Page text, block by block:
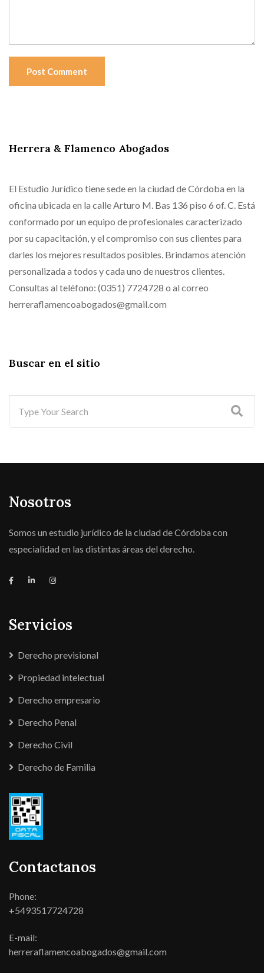
Post Comment
Herrera & Flamenco Abogados
El Estudio Jurídico tiene sede en la ciudad de Córdoba en la
oficina ubicada en la calle Arturo M. Bas 136 piso 6 of. C. Está
conformado por un equipo de profesionales caracterizado
por su capacitación, y el compromiso con sus clientes para
darles los mejores resultados posibles. Brindamos atención
personalizada a todos y cada uno de nuestros clientes.
Consultas al teléfono: (0351) 7724728 o al correo
herreraflamencoabogados@gmail.com
Buscar en el sitio
Nosotros
Somos un estudio jurídico de la ciudad de Córdoba con
especialidad en las distintas áreas del derecho.
Servicios
Derecho previsional
Propiedad intelectual
Derecho empresario
Derecho Penal
Derecho Civil
Derecho de Familia
Contactanos
Phone:
+5493517724728
E-mail:
herreraflamencoabogados@gmail.com